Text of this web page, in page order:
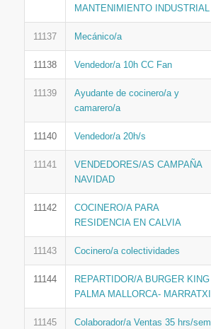
MANTENIMIENTO INDUSTRIAL
11137 Mecánico/a
11138 Vendedor/a 10h CC Fan
11139
Ayudante de cocinero/a y
camarero/a
11140 Vendedor/a 20h/s
11141
VENDEDORES/AS CAMPAÑA
NAVIDAD
11142
COCINERO/A PARA
RESIDENCIA EN CALVIA
11143 Cocinero/a colectividades
11144
REPARTIDOR/A BURGER KING
PALMA MALLORCA- MARRATXI
11145 Colaborador/a Ventas 35 hrs/sem